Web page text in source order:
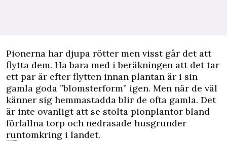
Pionerna har djupa rötter men visst går det att
flytta dem. Ha bara med i beräkningen att det tar
ett par år efter flytten innan plantan är i sin
gamla goda ”blomsterform” igen. Men när de väl
känner sig hemmastadda blir de ofta gamla. Det
är inte ovanligt att se stolta pionplantor bland
förfallna torp och nedrasade husgrunder
runtomkring i landet.